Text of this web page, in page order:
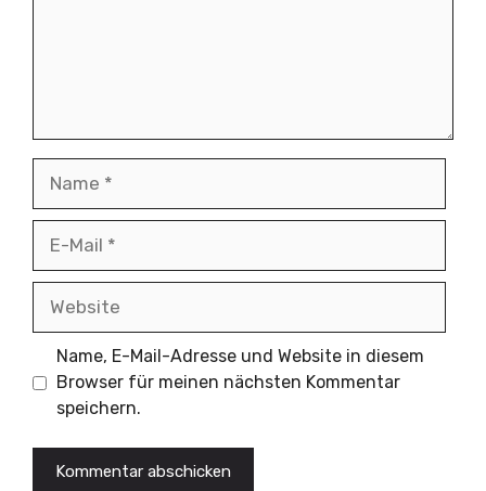
Name, E-Mail-Adresse und Website in diesem
Browser für meinen nächsten Kommentar
speichern.